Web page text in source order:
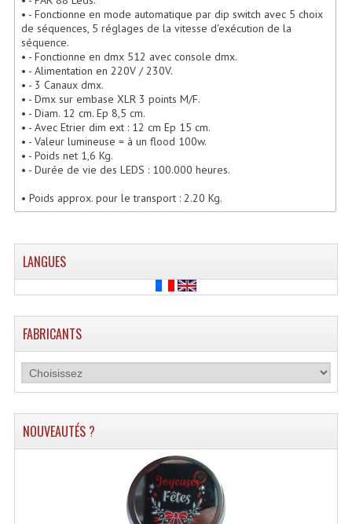
Lecteurs Cd À Plats
Lecteurs Double Cd Mixage Intégrée
Lecteurs Double Cd MP3
Lecteurs Lasers Simple Et Mp3 (rack 19")
Minidisc
Digital Package Et Logiciel
Enregistreur Numérique
Micro Sans Fil HF UHF 800MHZ
Micros De Studio
• - Fonctionne en mode automatique par dip switch avec 5 choix
de séquences, 5 réglages de la vitesse d'exécution de la
séquence.
• - Fonctionne en dmx 512 avec console dmx.
• - Alimentation en 220V / 230V.
• - 3 Canaux dmx.
• - Dmx sur embase XLR 3 points M/F.
• - Diam. 12 cm. Ep 8,5 cm.
• - Avec Etrier dim ext : 12 cm Ep 15 cm.
• - Valeur lumineuse = à un flood 100w.
• - Poids net 1,6 Kg.
• - Durée de vie des LEDS : 100.000 heures.
• Poids approx. pour le transport : 2.20 Kg.
LANGUES
FABRICANTS
NOUVEAUTÉS ?